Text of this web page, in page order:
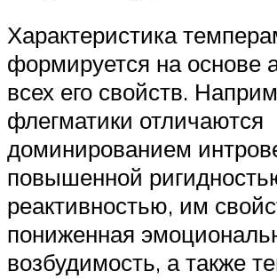
Характеристика
формируется на основе
всех его свойств.
флегматики отличаются
доминированием
повышенной
реактивностью, им
пониженная
возбудимость, а также